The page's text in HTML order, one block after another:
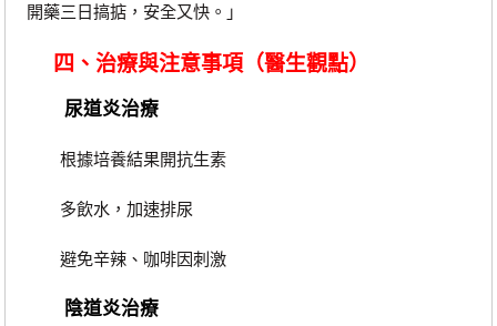
開藥三日搞掂，安全又快。」
四、治療與注意事項（醫生觀點）
尿道炎治療
根據培養結果開抗生素
多飲水，加速排尿
避免辛辣、咖啡因刺激
陰道炎治療